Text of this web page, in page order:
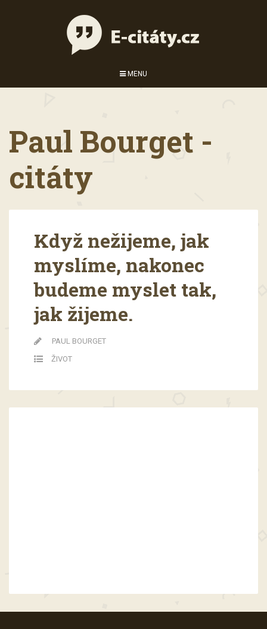
MENU
Paul Bourget -
citáty
Když nežijeme, jak
myslíme, nakonec
budeme myslet tak,
jak žijeme.
PAUL BOURGET
ŽIVOT